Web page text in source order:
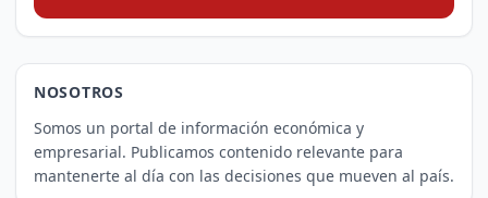
NOSOTROS
Somos un portal de información económica y
empresarial. Publicamos contenido relevante para
mantenerte al día con las decisiones que mueven al país.